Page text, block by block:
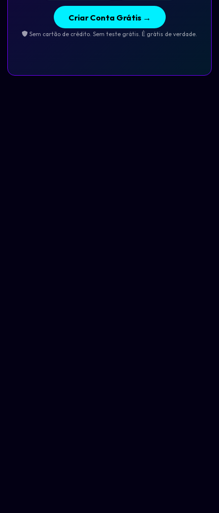
Criar Conta Grátis →
Sem cartão de crédito. Sem teste grátis. É grátis de verdade.